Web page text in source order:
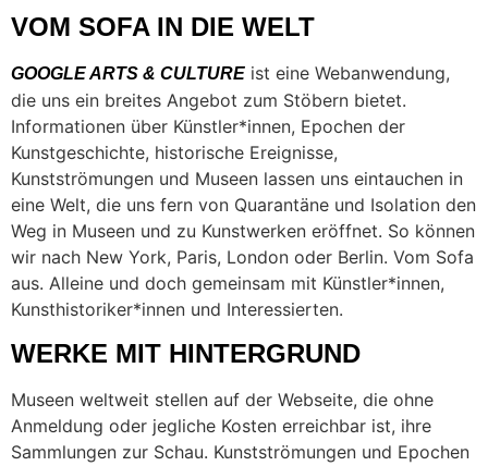
VOM SOFA IN DIE WELT
GOOGLE ARTS & CULTURE ist eine Webanwendung,
die uns ein breites Angebot zum Stöbern bietet.
Informationen über Künstler*innen, Epochen der
Kunstgeschichte, historische Ereignisse,
Kunstströmungen und Museen lassen uns eintauchen in
eine Welt, die uns fern von Quarantäne und Isolation den
Weg in Museen und zu Kunstwerken eröffnet. So können
wir nach New York, Paris, London oder Berlin. Vom Sofa
aus. Alleine und doch gemeinsam mit Künstler*innen,
Kunsthistoriker*innen und Interessierten.
WERKE MIT HINTERGRUND
Museen weltweit stellen auf der Webseite, die ohne
Anmeldung oder jegliche Kosten erreichbar ist, ihre
Sammlungen zur Schau. Kunstströmungen und Epochen